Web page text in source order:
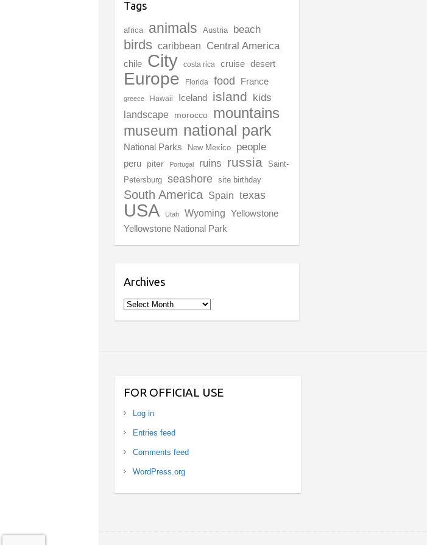
Tags
africa animals Austria beach
birds caribbean Central America
chile City costa rica cruise desert
Europe Florida food France
greece Hawaii Iceland island kids
landscape morocco mountains
museum national park
National Parks New Mexico people
peru piter Portugal ruins russia
Saint-
Petersburg
seashore site birthday
South America Spain texas
USA Utah Wyoming Yellowstone
Yellowstone National Park
Archives
Archives
FOR OFFICIAL USE
Log in
Entries feed
Comments feed
WordPress.org